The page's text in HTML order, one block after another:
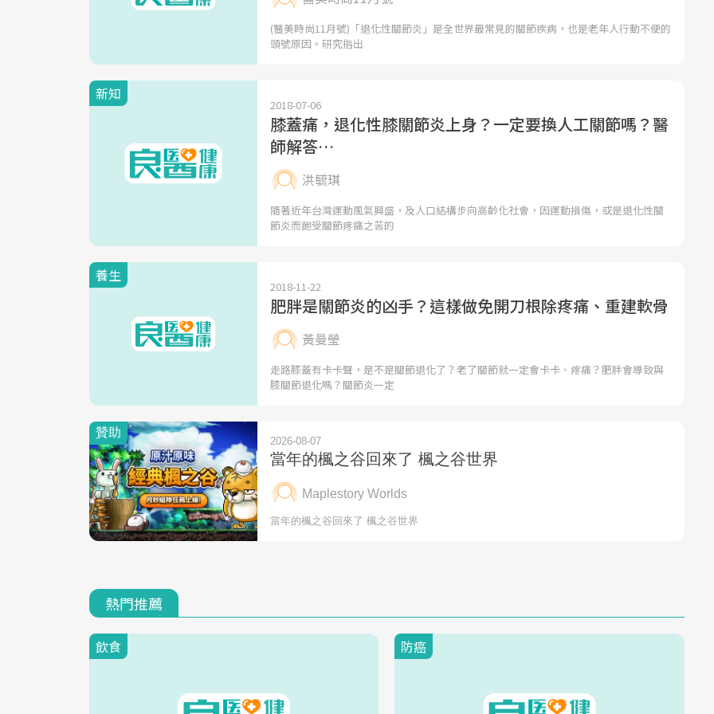
(醫美時尚11月號)「退化性關節炎」是全世界最常見的關節疾病，也是老年人行動不便的
頭號原因。研究指出
新知
2018-07-06
膝蓋痛，退化性膝關節炎上身？一定要換人工關節嗎？醫
師解答…
洪毓琪
隨著近年台灣運動風氣興盛，及人口結構步向高齡化社會，因運動損傷，或是退化性關
節炎而飽受關節疼痛之苦的
養生
2018-11-22
肥胖是關節炎的凶手？這樣做免開刀根除疼痛、重建軟骨
黃曼瑩
走路膝蓋有卡卡聲，是不是關節退化了？老了關節就一定會卡卡、疼痛？肥胖會導致與
膝關節退化嗎？關節炎一定
熱門推薦
飲食 防癌